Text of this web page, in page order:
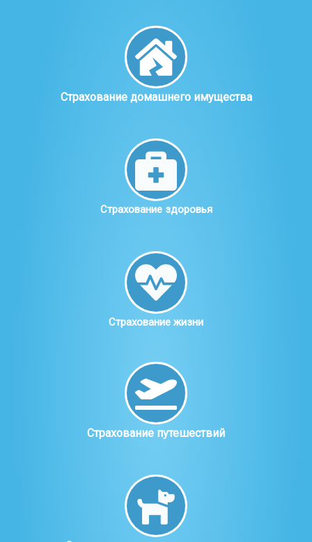
Страхование домашнего имущества
Страхование здоровья
Страхование жизни
Страхование путешествий